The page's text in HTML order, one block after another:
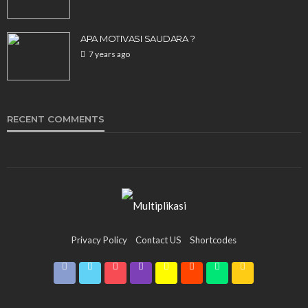
UNCATEGORIZED
спорт и Olimp Casino
Multiplikasi 1 month ago
APA MOTIVASI SAUDARA ?
7 years ago
RECENT COMMENTS
Privacy Policy Contact US Shortcodes